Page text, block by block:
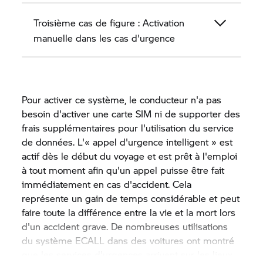
Troisième cas de figure : Activation
manuelle dans les cas d'urgence
Pour activer ce système, le conducteur n'a pas
besoin d'activer une carte SIM ni de supporter des
frais supplémentaires pour l'utilisation du service
de données. L'« appel d'urgence intelligent » est
actif dès le début du voyage et est prêt à l'emploi
à tout moment afin qu'un appel puisse être fait
immédiatement en cas d'accident. Cela
représente un gain de temps considérable et peut
faire toute la différence entre la vie et la mort lors
d'un accident grave. De nombreuses utilisations
du système ECALL dans des voitures ont montré